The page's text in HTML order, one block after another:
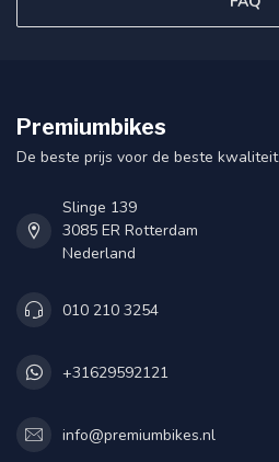
Premiumbikes
De beste prijs voor de beste kwaliteit
Slinge 139
3085 ER Rotterdam
Nederland
010 210 3254
+31629592121
info@premiumbikes.nl